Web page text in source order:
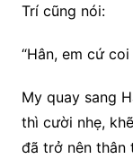
Trí cũng nói:
“Hân, em cứ
My quay sang
thì cười nhẹ,
đã trở nên thân